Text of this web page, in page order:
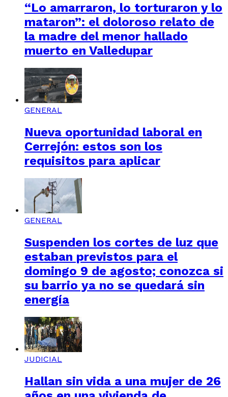
“Lo amarraron, lo torturaron y lo
mataron”: el doloroso relato de
la madre del menor hallado
muerto en Valledupar
GENERAL
Nueva oportunidad laboral en
Cerrejón: estos son los
requisitos para aplicar
GENERAL
Suspenden los cortes de luz que
estaban previstos para el
domingo 9 de agosto; conozca si
su barrio ya no se quedará sin
energía
JUDICIAL
Hallan sin vida a una mujer de 26